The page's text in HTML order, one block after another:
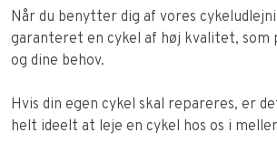
Når du benytter dig af vores
garanteret en cykel af høj kvalitet, som
og dine behov.
Hvis din egen cykel skal repareres, er
helt ideelt at leje en cykel hos os i